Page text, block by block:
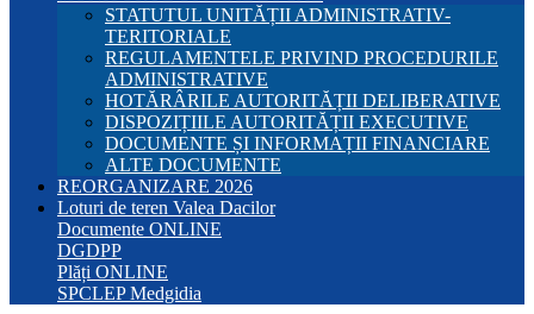
STATUTUL UNITĂȚII ADMINISTRATIV-
TERITORIALE
REGULAMENTELE PRIVIND PROCEDURILE
ADMINISTRATIVE
HOTĂRÂRILE AUTORITĂȚII DELIBERATIVE
DISPOZIȚIILE AUTORITĂȚII EXECUTIVE
DOCUMENTE ȘI INFORMAȚII FINANCIARE
ALTE DOCUMENTE
REORGANIZARE 2026
Loturi de teren Valea Dacilor
Documente ONLINE
DGDPP
Plăți ONLINE
SPCLEP Medgidia